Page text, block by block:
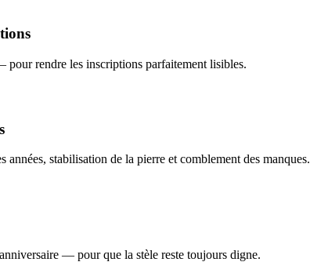
pour rendre les inscriptions parfaitement lisibles.
années, stabilisation de la pierre et comblement des manques.
— pour que la stèle reste toujours digne.